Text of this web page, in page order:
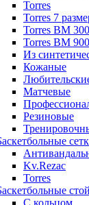
Torres
Torres 7
Torres BM 300
Torres BM 900
Из
Кожаные
Матчевые
Резиновые
Kv.Rezac
Torres
С кольцом